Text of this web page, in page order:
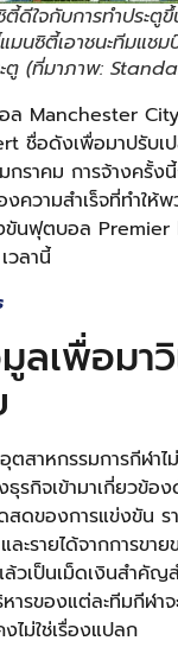
ดีใจกับการทำประตู
มนซิตี้เอาชนะทีมแชม
ตู (ที่มาภาพ:
ล Manchester
ชื่อดังเพื่อมาปรับเ
กราคม การจ้างครั้ง
ความสำเร็จที่ทำให้พ
ขันฟุตบอล Premier
ลานี้
ลเพื่อมาวิ
ตสาหกรรมการกีฬา
รกิจเข้ามาเกี่ยวข้อง
สดของการแข่งขัน ร
ละรายได้จากการขา
วเป็นเม็ดเงินสำคัญ
รของแต่ละทีมกีฬาจ
ไม่ใช่เรื่องแปลก